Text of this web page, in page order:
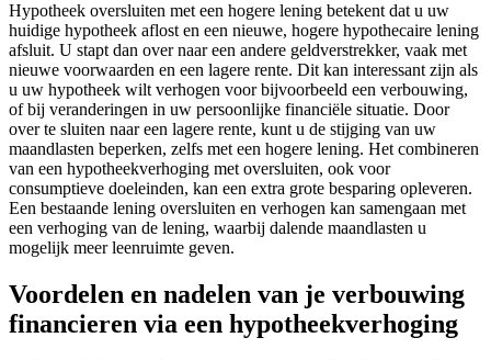
Hypotheek oversluiten met een hogere lening betekent dat u uw
huidige hypotheek aflost en een nieuwe, hogere hypothecaire lening
afsluit. U stapt dan over naar een andere geldverstrekker, vaak met
nieuwe voorwaarden en een lagere rente. Dit kan interessant zijn als
u uw hypotheek wilt verhogen voor bijvoorbeeld een verbouwing,
of bij veranderingen in uw persoonlijke financiële situatie. Door
over te sluiten naar een lagere rente, kunt u de stijging van uw
maandlasten beperken, zelfs met een hogere lening. Het combineren
van een hypotheekverhoging met oversluiten, ook voor
consumptieve doeleinden, kan een extra grote besparing opleveren.
Een bestaande lening oversluiten en verhogen kan samengaan met
een verhoging van de lening, waarbij dalende maandlasten u
mogelijk meer leenruimte geven.
Voordelen en nadelen van je verbouwing
financieren via een hypotheekverhoging